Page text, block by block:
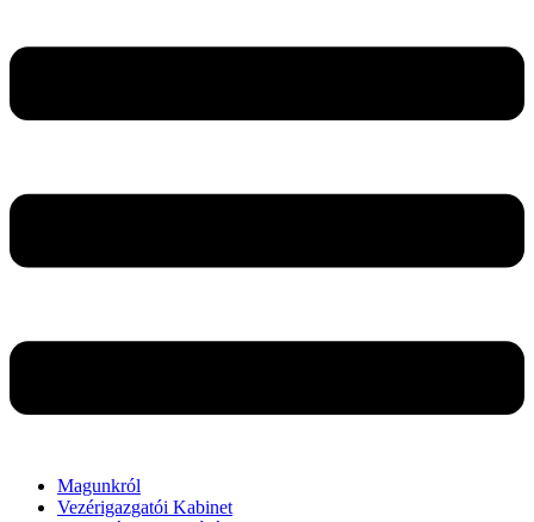
Magunkról
Vezérigazgatói Kabinet